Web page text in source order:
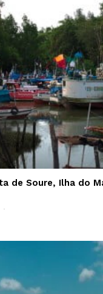
de Soure, Ilha do